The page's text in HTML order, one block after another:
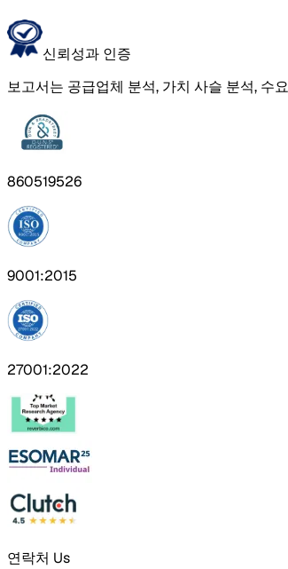
신뢰성과 인증
보고서는 공급업체 분석, 가치 사슬 분석, 수
860519526
9001:2015
27001:2022
연락처 Us